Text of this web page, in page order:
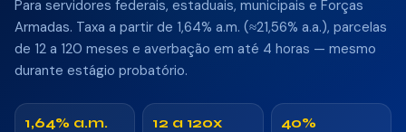
Consignado Servidor
Saque-Aniversário FGTS
Para servidores federais, estaduais, municipais e Forças
Armadas. Taxa a partir de 1,64% a.m. (≈21,56% a.a.), parcelas
de 12 a 120 meses e averbação em até 4 horas — mesmo
durante estágio probatório.
1,64% a.m. 12 a 120x 40%